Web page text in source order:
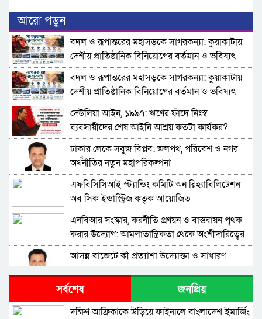
আরো পড়ুন
বদল ও রূপান্তরের মহাসড়কে সাগরকন্যা: কুয়াকাটায়
দেশীয় প্রাতিষ্ঠানিক বিনিয়োগের বর্তমান ও ভবিষ্যৎ
বদল ও রূপান্তরের মহাসড়কে সাগরকন্যা: কুয়াকাটায়
দেশীয় প্রাতিষ্ঠানিক বিনিয়োগের বর্তমান ও ভবিষ্যৎ
দেউলিয়া আইন, ১৯৯৭: ঋণের ফাঁদে নিঃস্ব
ব্যবসায়ীদের শেষ আইনি আশ্রয় কতটা কার্যকর?
ঢাকার লেকে সবুজ বিপ্লব: জলপথ, পরিবেশ ও নগর
অর্থনীতির নতুন মহাপরিকল্পনা
এফবিসিসিআই স্ট্যান্ডিং কমিটি অন রিহ্যাবিলিটেশন
অব সিক ইন্ডাস্ট্রিজ কতৃক আয়োজিত
এনবিআর সংস্কার, করনীতি প্রণয়ন ও বাস্তবায়ন পৃথক
করার উদ্যোগ: আমলাতান্ত্রিকতা থেকে অংশীদারিত্বের
পথে
আসন্ন বাজেটে কী প্রত্যাশা উদ্যোক্তা ও সাধারণ
স্থানীয় সরকার, পল্লী উন্নয়ন ও সমবায় প্রতিমন্ত্রী মীর
শাহে আলম-এর জীবনবৃত্তান্ত
সর্বশেষ জনপ্রিয়
দক্ষিণ আফ্রিকাকে উড়িয়ে ফাইনালে বাংলাদেশ ইমার্জিং